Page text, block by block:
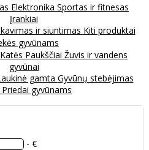
Elektronika Sportas ir fitnesas
Įrankiai
ir siuntimas Kiti produktai
gyvūnams
Katės Paukščiai Žuvis ir vandens
gyvūnai
gamta Gyvūnų stebėjimas
Priedai gyvūnams
- €